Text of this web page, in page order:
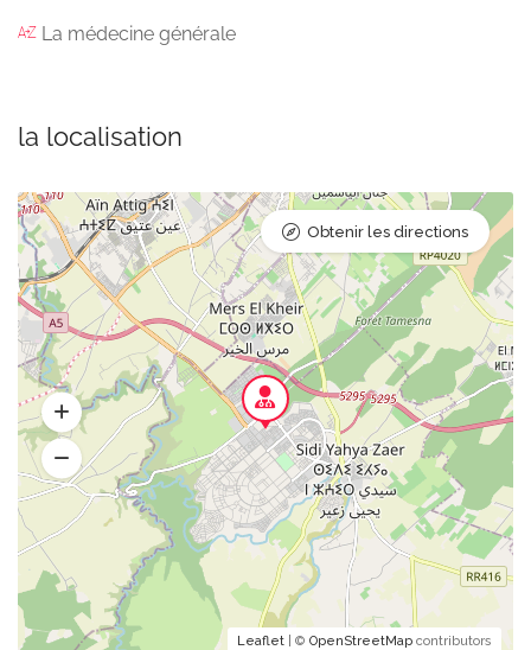
La médecine générale
la localisation
Leaflet | © OpenStreetMap contributors
Obtenir les directions